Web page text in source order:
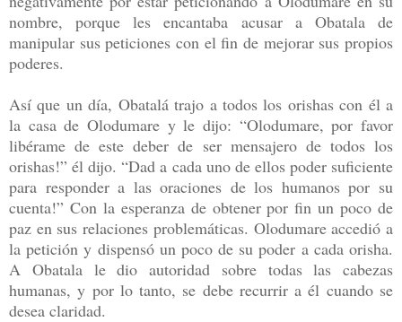
nombre, porque les encantaba acusar a Obatala de
manipular sus peticiones con el fin de mejorar sus propios
poderes.
Así que un día, Obatalá trajo a todos los orishas con él a
la casa de Olodumare y le dijo: “Olodumare, por favor
libérame de este deber de ser mensajero de todos los
orishas!” él dijo. “Dad a cada uno de ellos poder suficiente
para responder a las oraciones de los humanos por su
cuenta!” Con la esperanza de obtener por fin un poco de
paz en sus relaciones problemáticas. Olodumare accedió a
la petición y dispensó un poco de su poder a cada orisha.
A Obatala le dio autoridad sobre todas las cabezas
humanas, y por lo tanto, se debe recurrir a él cuando se
desea claridad.